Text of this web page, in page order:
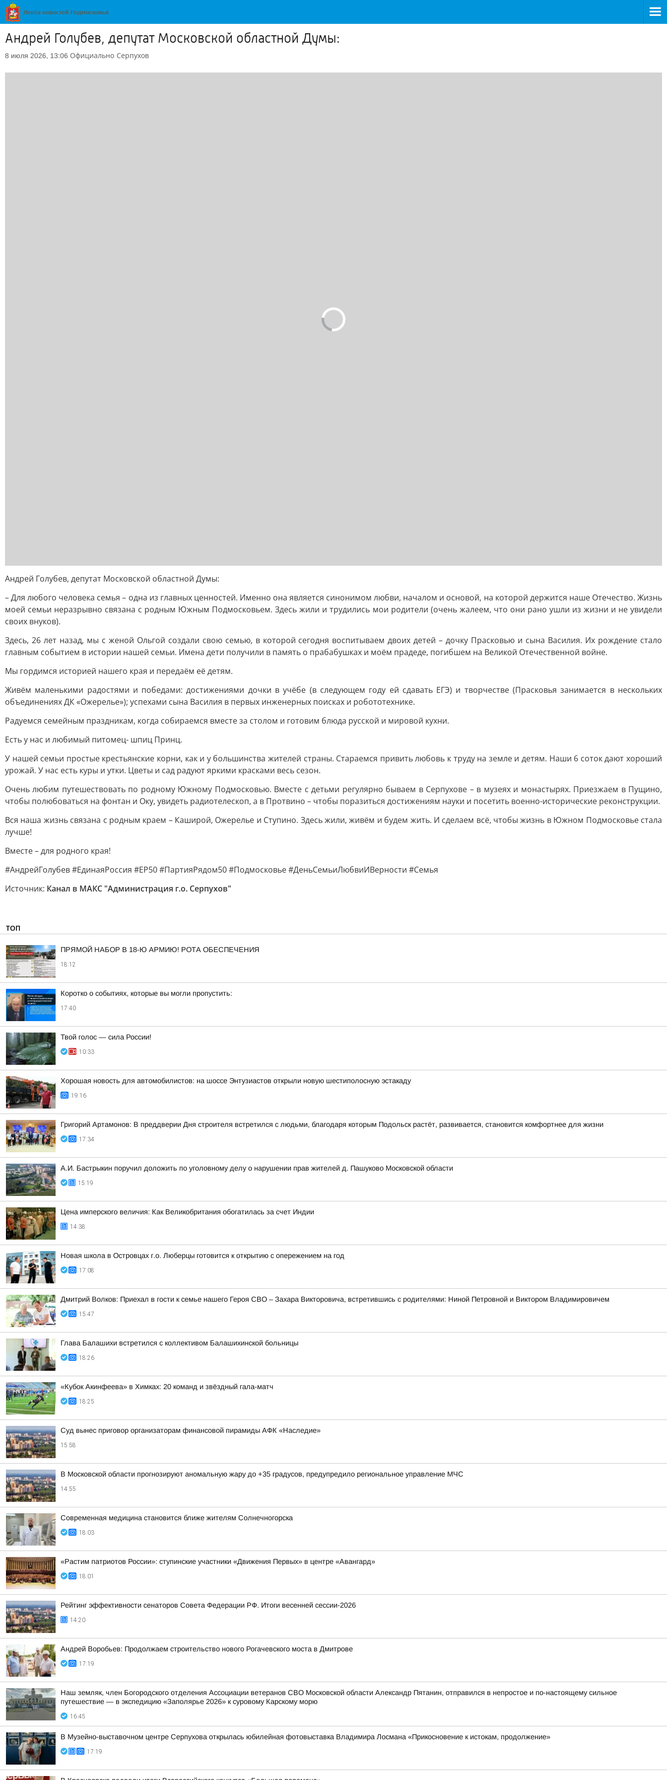
Андрей Голубев, депутат Московской областной Думы:
8 июля 2026, 13:06 Официально Серпухов
Андрей Голубев, депутат Московской областной Думы:
– Для любого человека семья – одна из главных ценностей. Именно она является синонимом любви, началом и основой, на которой держится наше Отечество. Жизнь
моей семьи неразрывно связана с родным Южным Подмосковьем. Здесь жили и трудились мои родители (очень жалеем, что они рано ушли из жизни и не увидели
своих внуков).
Здесь, 26 лет назад, мы с женой Ольгой создали свою семью, в которой сегодня воспитываем двоих детей – дочку Прасковью и сына Василия. Их рождение стало
главным событием в истории нашей семьи. Имена дети получили в память о прабабушках и моём прадеде, погибшем на Великой Отечественной войне.
Мы гордимся историей нашего края и передаём её детям.
Живём маленькими радостями и победами: достижениями дочки в учёбе (в следующем году ей сдавать ЕГЭ) и творчестве (Прасковья занимается в нескольких
объединениях ДК «Ожерелье»); успехами сына Василия в первых инженерных поисках и робототехнике.
Радуемся семейным праздникам, когда собираемся вместе за столом и готовим блюда русской и мировой кухни.
Есть у нас и любимый питомец- шпиц Принц.
У нашей семьи простые крестьянские корни, как и у большинства жителей страны. Стараемся привить любовь к труду на земле и детям. Наши 6 соток дают хороший
урожай. У нас есть куры и утки. Цветы и сад радуют яркими красками весь сезон.
Очень любим путешествовать по родному Южному Подмосковью. Вместе с детьми регулярно бываем в Серпухове – в музеях и монастырях. Приезжаем в Пущино,
чтобы полюбоваться на фонтан и Оку, увидеть радиотелескоп, а в Протвино – чтобы поразиться достижениям науки и посетить военно-исторические реконструкции.
Вся наша жизнь связана с родным краем – Каширой, Ожерелье и Ступино. Здесь жили, живём и будем жить. И сделаем всё, чтобы жизнь в Южном Подмосковье стала
лучше!
Вместе – для родного края!
#АндрейГолубев #ЕдинаяРоссия #ЕР50 #ПартияРядом50 #Подмосковье #ДеньСемьиЛюбвиИВерности #Семья
Источник: Канал в МАКС "Администрация г.о. Серпухов"
ТОП
ПРЯМОЙ НАБОР В 18-Ю АРМИЮ! РОТА ОБЕСПЕЧЕНИЯ
18:12
Коротко о событиях, которые вы могли пропустить:
17:40
Твой голос — сила России!
10:33
Хорошая новость для автомобилистов: на шоссе Энтузиастов открыли новую шестиполосную эстакаду
19:16
Григорий Артамонов: В преддверии Дня строителя встретился с людьми, благодаря которым Подольск растёт, развивается, становится комфортнее для жизни
17:34
А.И. Бастрыкин поручил доложить по уголовному делу о нарушении прав жителей д. Пашуково Московской области
15:19
Цена имперского величия: Как Великобритания обогатилась за счет Индии
14:38
Новая школа в Островцах г.о. Люберцы готовится к открытию с опережением на год
17:08
Дмитрий Волков: Приехал в гости к семье нашего Героя СВО – Захара Викторовича, встретившись с родителями: Ниной Петровной и Виктором Владимировичем
15:47
Глава Балашихи встретился с коллективом Балашихинской больницы
18:26
«Кубок Акинфеева» в Химках: 20 команд и звёздный гала-матч
18:25
Суд вынес приговор организаторам финансовой пирамиды АФК «Наследие»
15:58
В Московской области прогнозируют аномальную жару до +35 градусов, предупредило региональное управление МЧС
14:55
Современная медицина становится ближе жителям Солнечногорска
18:03
«Растим патриотов России»: ступинские участники «Движения Первых» в центре «Авангард»
18:01
Рейтинг эффективности сенаторов Совета Федерации РФ. Итоги весенней сессии-2026
14:20
Андрей Воробьев: Продолжаем строительство нового Рогачевского моста в Дмитрове
17:19
Наш земляк, член Богородского отделения Ассоциации ветеранов СВО Московской области Александр Пятанин, отправился в непростое и по-настоящему сильное
путешествие — в экспедицию «Заполярье 2026» к суровому Карскому морю
16:45
В Музейно-выставочном центре Серпухова открылась юбилейная фотовыставка Владимира Лосмана «Прикосновение к истокам, продолжение»
17:19